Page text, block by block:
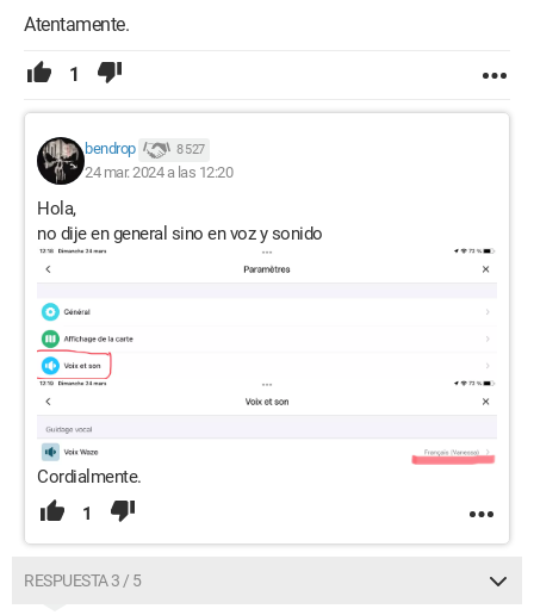
Atentamente.
1
bendrop 8 527
24 mar. 2024 a las 12:20
Hola,
no dije en general sino en voz y sonido
Cordialmente.
1
RESPUESTA 3 / 5